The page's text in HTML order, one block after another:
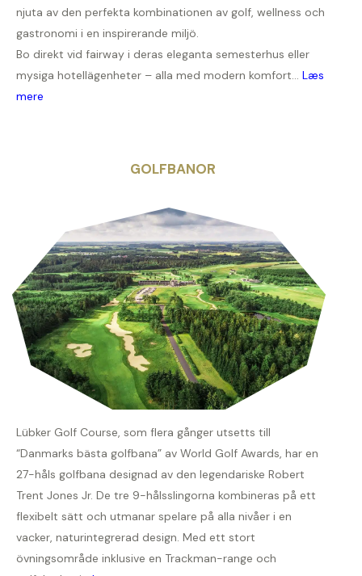
njuta av den perfekta kombinationen av golf, wellness och
gastronomi i en inspirerande miljö.
Bo direkt vid fairway i deras eleganta semesterhus eller
mysiga hotellägenheter – alla med modern komfort... Læs
mere
GOLFBANOR
Lübker Golf Course, som flera gånger utsetts till
“Danmarks bästa golfbana” av World Golf Awards, har en
27-håls golfbana designad av den legendariske Robert
Trent Jones Jr. De tre 9-hålsslingorna kombineras på ett
flexibelt sätt och utmanar spelare på alla nivåer i en
vacker, naturintegrerad design. Med ett stort
övningsområde inklusive en Trackman-range och